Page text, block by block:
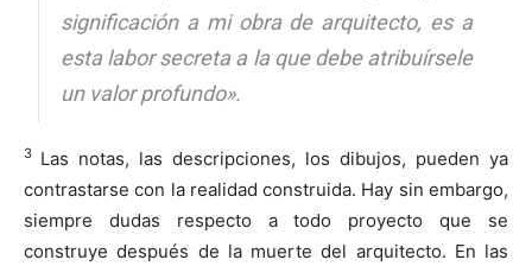
significación a mi obra de arquitecto, es a
esta labor secreta a la que debe atribuírsele
un valor profundo».
3 Las notas, las descripciones, los dibujos, pueden ya
contrastarse con la realidad construida. Hay sin embargo,
siempre dudas respecto a todo proyecto que se
construye después de la muerte del arquitecto. En las